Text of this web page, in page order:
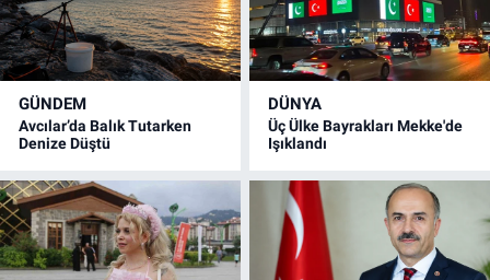
GÜNDEM
Avcılar’da Balık Tutarken
Denize Düştü
DÜNYA
Üç Ülke Bayrakları Mekke'de
Işıklandı